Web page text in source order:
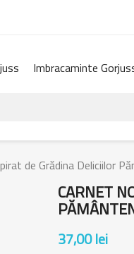
Imbracaminte
de Grădina Deliciilor
CARNET
37,00 lei